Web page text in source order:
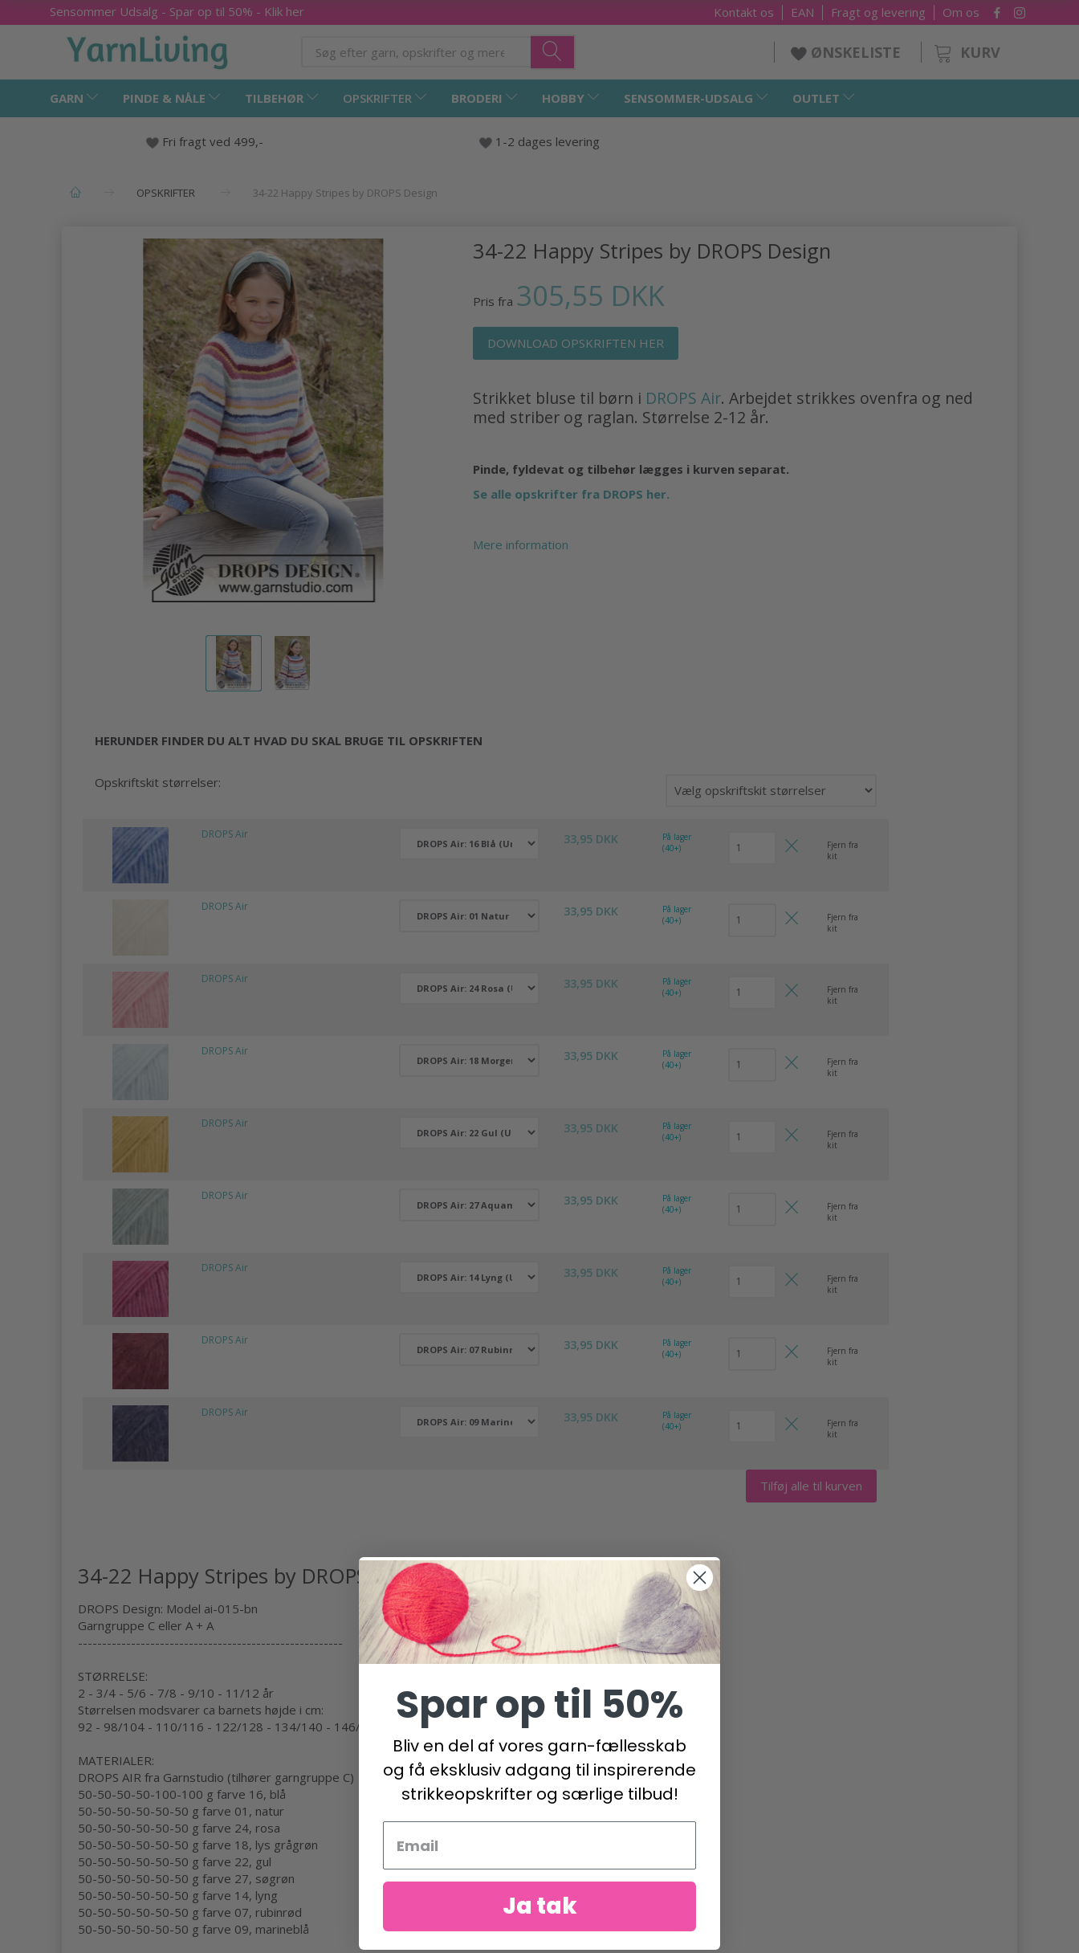
Sensommer Udsalg - Spar op til 50% - Klik her Om os
Fragt og levering
EAN
Kontakt os
KURV
ØNSKELISTE
GARN PINDE & NÅLE TILBEHØR OPSKRIFTER BRODERI HOBBY SENSOMMER-UDSALG OUTLET
Fri fragt ved 499,- 1-2 dages levering
OPSKRIFTER 34-22 Happy Stripes by DROPS Design
34-22 Happy Stripes by DROPS Design
Pris fra 305,55 DKK
DOWNLOAD OPSKRIFTEN HER
Strikket bluse til børn i DROPS Air. Arbejdet strikkes ovenfra og ned
med striber og raglan. Størrelse 2-12 år.
Pinde, fyldevat og tilbehør lægges i kurven separat.
Se alle opskrifter fra DROPS her.
Mere information
HERUNDER FINDER DU ALT HVAD DU SKAL BRUGE TIL OPSKRIFTEN
Opskriftskit størrelser:
DROPS Air 33,95 DKK
På lager
(40+)
Fjern fra
kit
DROPS Air 33,95 DKK
På lager
(40+)
Fjern fra
kit
DROPS Air 33,95 DKK
På lager
(40+)
Fjern fra
kit
DROPS Air 33,95 DKK
På lager
(40+)
Fjern fra
kit
DROPS Air 33,95 DKK
På lager
(40+)
Fjern fra
kit
DROPS Air 33,95 DKK
På lager
(40+)
Fjern fra
kit
DROPS Air 33,95 DKK
På lager
(40+)
Fjern fra
kit
DROPS Air 33,95 DKK
På lager
(40+)
Fjern fra
kit
DROPS Air 33,95 DKK
På lager
(40+)
Fjern fra
kit
Tilføj alle til kurven
34-22 Happy Stripes by DROPS Design
DROPS Design: Model ai-015-bn
Garngruppe C eller A + A
-------------------------------------------------------
STØRRELSE:
2 - 3/4 - 5/6 - 7/8 - 9/10 - 11/12 år
Størrelsen modsvarer ca barnets højde i cm:
92 - 98/104 - 110/116 - 122/128 - 134/140 - 146/152
MATERIALER:
DROPS AIR fra Garnstudio (tilhører garngruppe C)
50-50-50-50-100-100 g farve 16, blå
50-50-50-50-50-50 g farve 01, natur
50-50-50-50-50-50 g farve 24, rosa
50-50-50-50-50-50 g farve 18, lys grågrøn
50-50-50-50-50-50 g farve 22, gul
50-50-50-50-50-50 g farve 27, søgrøn
50-50-50-50-50-50 g farve 14, lyng
50-50-50-50-50-50 g farve 07, rubinrød
50-50-50-50-50-50 g farve 09, marineblå
Spar op til 50%
Bliv en del af vores garn-fællesskab
og få eksklusiv adgang til inspirerende
strikkeopskrifter og særlige tilbud!
Ja tak